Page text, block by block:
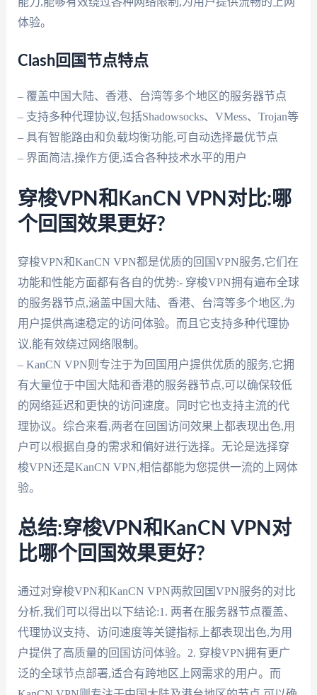
体验。
Clash回国节点特点
– 覆盖中国大陆、香港、台湾等多个地区的服务器节点
– 支持多种代理协议,包括Shadowsocks、VMess、Trojan等
– 具有智能路由和负载均衡功能,可自动选择最优节点
– 界面简洁,操作方便,适合各种技术水平的用户
穿梭VPN和KanCN VPN对比:哪
个回国效果更好?
穿梭VPN和KanCN VPN都是优质的回国VPN服务,它们在
功能和性能方面都有各自的优势:- 穿梭VPN拥有遍布全球
的服务器节点,涵盖中国大陆、香港、台湾等多个地区,为
用户提供高速稳定的访问体验。而且它支持多种代理协
议,能有效绕过网络限制。
– KanCN VPN则专注于为回国用户提供优质的服务,它拥
有大量位于中国大陆和香港的服务器节点,可以确保较低
的网络延迟和更快的访问速度。同时它也支持主流的代
理协议。综合来看,两者在回国访问效果上都表现出色,用
户可以根据自身的需求和偏好进行选择。无论是选择穿
梭VPN还是KanCN VPN,相信都能为您提供一流的上网体
验。
总结:穿梭VPN和KanCN VPN对
比哪个回国效果更好?
通过对穿梭VPN和KanCN VPN两款回国VPN服务的对比
分析,我们可以得出以下结论:1. 两者在服务器节点覆盖、
代理协议支持、访问速度等关键指标上都表现出色,为用
户提供了高质量的回国访问体验。2. 穿梭VPN拥有更广
泛的全球节点部署,适合有跨地区上网需求的用户。而